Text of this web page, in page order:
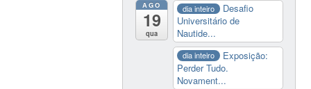
AGO
19
qua
dia inteiro
Desafio
Universitário de
Nautide...
dia inteiro
Exposição:
Perder Tudo.
Novament...